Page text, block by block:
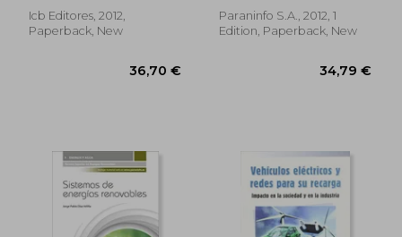
38,20 €
Icb Editores, 2012,
Paperback, New
Instalaciones Solares
Térmicas (in Spanish)
Paraninfo S.A., 2012, 1
Edition, Paperback, New